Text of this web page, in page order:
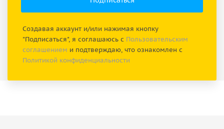
Создавая аккаунт и/или нажимая кнопку
"Подписаться", я соглашаюсь с Пользовательским
соглашением и подтверждаю, что ознакомлен с
Политикой конфиденциальности